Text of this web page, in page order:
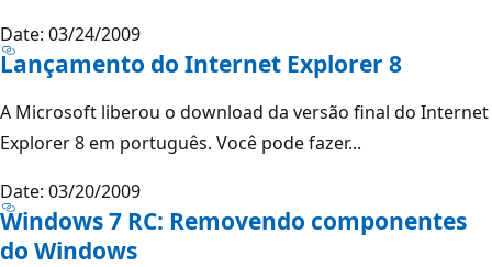
Date: 03/24/2009
Lançamento do Internet Explorer 8
A Microsoft liberou o download da versão final do Internet
Explorer 8 em português. Você pode fazer...
Date: 03/20/2009
Windows 7 RC: Removendo componentes
do Windows